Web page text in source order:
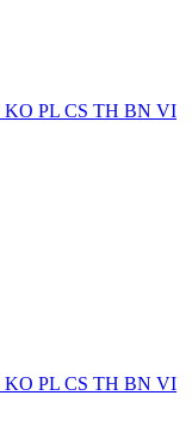
KO PL CS TH BN VI
KO PL CS TH BN VI